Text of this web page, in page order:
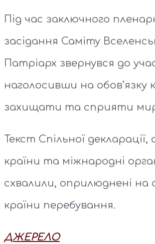
Під час заключного
засідання Саміту
Патріарх звернувся до
наголосивши на обов’язку
захищати та сприяти
Текст Спільної
країни та міжнародні
схвалили, оприлюднені на
країни перебування.
ДЖЕРЕЛО